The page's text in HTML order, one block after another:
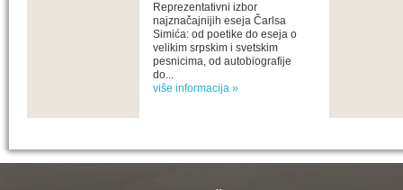
Reprezentativni izbor
najznačajnijih eseja Čarlsa
Simića: od poetike do eseja o
velikim srpskim i svetskim
pesnicima, od autobiografije
do...
više informacija »